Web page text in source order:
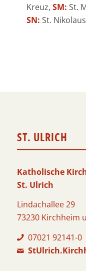
Kreuz,SM: St.
SN: St.
ST. ULRICH
Katholische
St. Ulrich
Lindachallee 29
73230 Kirchheim
07021 92141-0